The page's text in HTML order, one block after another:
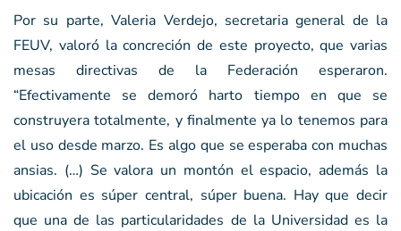
Por su parte, Valeria Verdejo, secretaria general de la
FEUV, valoró la concreción de este proyecto, que varias
mesas directivas de la Federación esperaron.
“Efectivamente se demoró harto tiempo en que se
construyera totalmente, y finalmente ya lo tenemos para
el uso desde marzo. Es algo que se esperaba con muchas
ansias. (…) Se valora un montón el espacio, además la
ubicación es súper central, súper buena. Hay que decir
que una de las particularidades de la Universidad es la